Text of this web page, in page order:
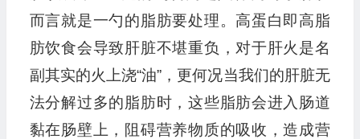
而言就是一勺的脂肪要处理。高蛋白即高脂
肪饮食会导致肝脏不堪重负，对于肝火是名
副其实的火上浇“油”，更何况当我们的肝脏无
法分解过多的脂肪时，这些脂肪会进入肠道
黏在肠壁上，阻碍营养物质的吸收，造成营